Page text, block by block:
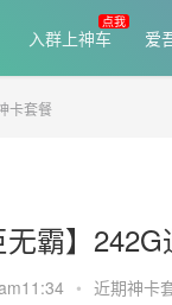
入群上神车 爱
卡套餐
无霸】
• 近期神卡